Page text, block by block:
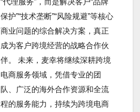
“代理服务”，而是解决客户“品牌
保护”“技术垄断”“风险规避”等核心
商业问题的综合解决方案，真正
成为客户跨境经营的战略合作伙
伴。 未来，麦幸将继续深耕跨境
电商服务领域，凭借专业的团
队、广泛的海外合作资源和全流
程的服务能力，持续为跨境电商